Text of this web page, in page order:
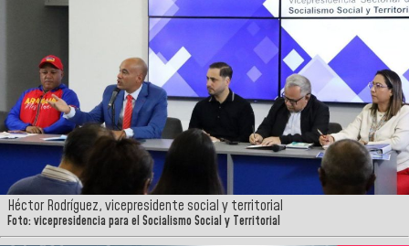
Héctor Rodríguez, vicepresidente social y territorial
Foto: vicepresidencia para el Socialismo Social y Territorial